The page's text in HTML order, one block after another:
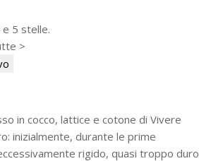
5 stelle.
>
in cocco, lattice e cotone di Vivere
inizialmente, durante le prime
rigido, quasi troppo duro